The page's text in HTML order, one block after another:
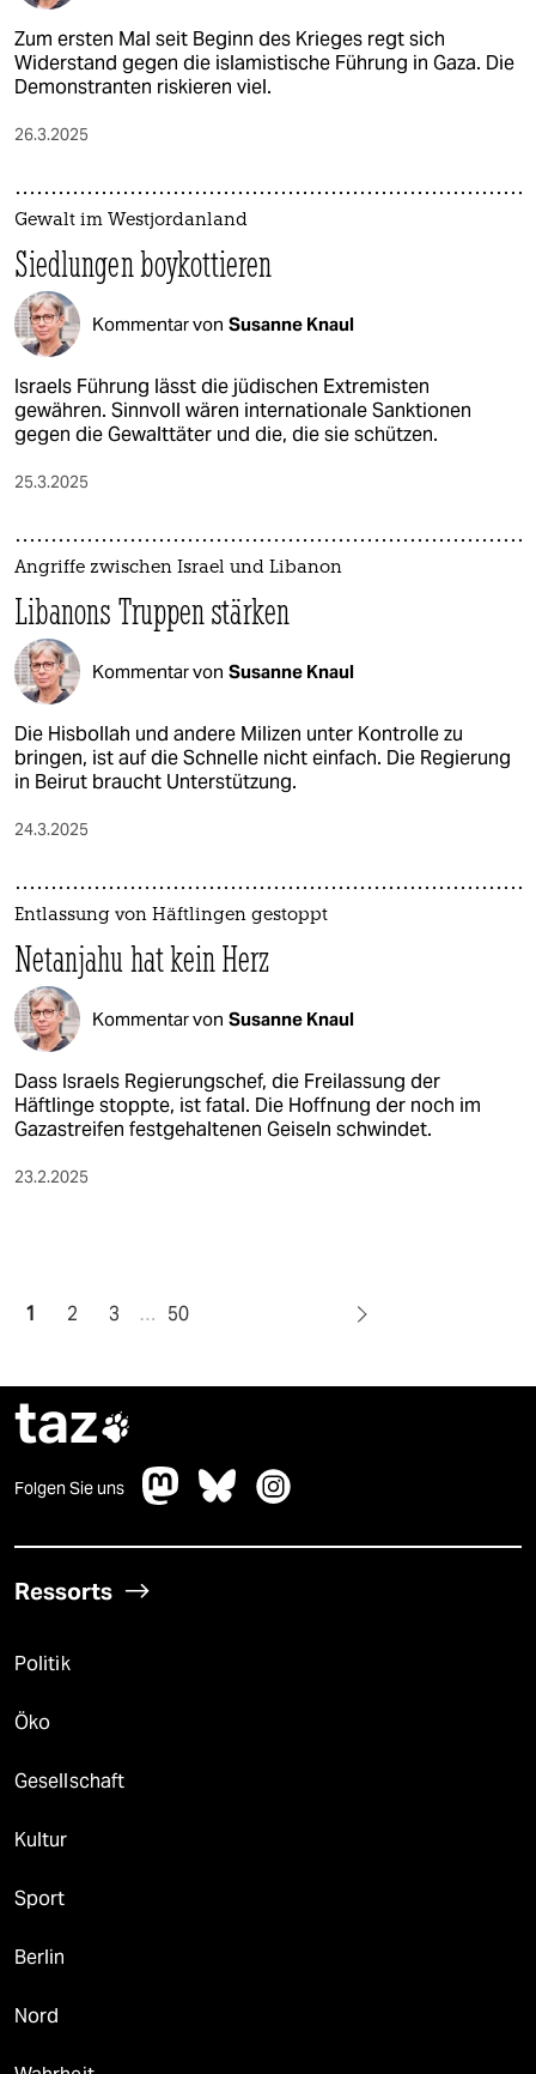
Zum ersten Mal seit Beginn des Krieges regt sich
Widerstand gegen die islamistische Führung in Gaza. Die
Demonstranten riskieren viel.
26.3.2025
Gewalt im Westjordanland
Siedlungen boykottieren
Kommentar von Susanne Knaul
Israels Führung lässt die jüdischen Extremisten
gewähren. Sinnvoll wären internationale Sanktionen
gegen die Gewalttäter und die, die sie schützen.
25.3.2025
Angriffe zwischen Israel und Libanon
Libanons Truppen stärken
Kommentar von Susanne Knaul
Die Hisbollah und andere Milizen unter Kontrolle zu
bringen, ist auf die Schnelle nicht einfach. Die Regierung
in Beirut braucht Unterstützung.
24.3.2025
Entlassung von Häftlingen gestoppt
Netanjahu hat kein Herz
Kommentar von Susanne Knaul
Dass Israels Regierungschef, die Freilassung der
Häftlinge stoppte, ist fatal. Die Hoffnung der noch im
Gazastreifen festgehaltenen Geiseln schwindet.
23.2.2025
1 2 3 … 50
taz
Folgen Sie uns
Ressorts
Politik
Öko
Gesellschaft
Kultur
Sport
Berlin
Nord